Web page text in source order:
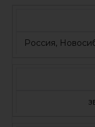
Россия,